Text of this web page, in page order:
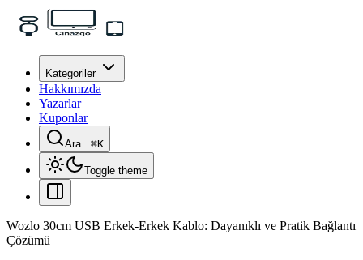
Kategoriler
Hakkımızda
Yazarlar
Kuponlar
Ara...⌘K
Toggle theme
Wozlo 30cm USB Erkek-Erkek Kablo: Dayanıklı ve Pratik Bağlantı
Çözümü